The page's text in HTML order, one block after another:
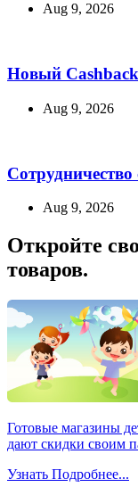
Aug 9, 2026
Новый
Aug 9, 2026
Aug 9, 2026
Откройте
товаров.
Готовые магазины
дают скидки своим
Узнать Подробнее...